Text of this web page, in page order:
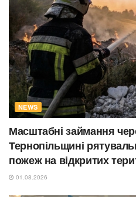
NEWS
Масштабні займання
Тернопільщині
пожеж на відкритих
01.08.2026